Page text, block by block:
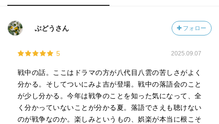
ぶどうさん フォロー
5 2025.09.07
戦中の話。ここはドラマの方が八代目八雲の苦しさがよく
分かる。そしてついにみよ吉が登場。戦中の落語会のこと
が少し分かる。今年は戦争のことを知った気になって、全
く分かっていないことが分かる夏。落語でさえも聴けない
のが戦争なのか。楽しみというもの、娯楽が本当に根こそ